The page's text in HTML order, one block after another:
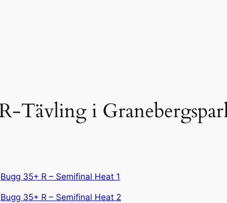
Tävling i
Bugg 35+ R – Semifinal Heat 1
Bugg 35+ R – Semifinal Heat 2